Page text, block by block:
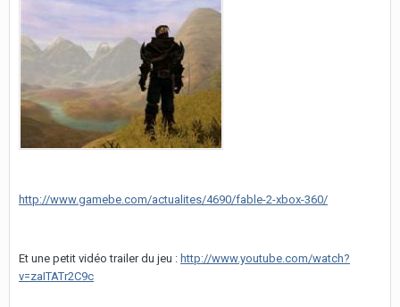
http://www.gamebe.com/actualites/4690/fable-2-xbox-360/
Et une petit vidéo trailer du jeu : http://www.youtube.com/watch?
v=zaITATr2C9c